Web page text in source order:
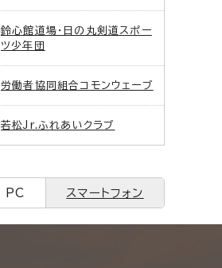
鈴心館道場・日の丸剣道スポー
ツ少年団
労働者協同組合コモンウェーブ
若松Jr.ふれあいクラブ
PC スマートフォン